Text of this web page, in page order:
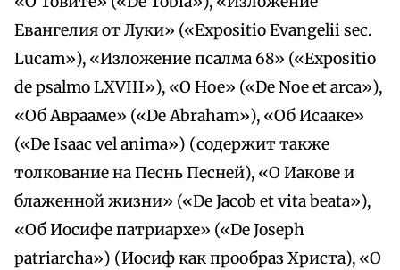
Евангелия от Луки» («Expositio Evangelii sec.
Lucam»), «Изложение псалма 68» («Expositio
de psalmo LXVIII»), «О Ное» («De Noe et arca»),
«Об Аврааме» («De Abraham»), «Об Исааке»
(«De Isaac vel anima») (содержит также
толкование на Песнь Песней), «О Иакове и
блаженной жизни» («De Jacob et vita beata»),
«Об Иосифе патриархе» («De Joseph
patriarcha») (Иосиф как прообраз Христа), «О